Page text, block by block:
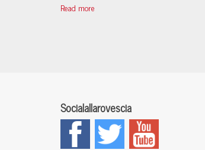
Read more
Socialallarovescia